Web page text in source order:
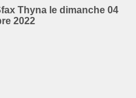
Thyna le dimanche 04
2022